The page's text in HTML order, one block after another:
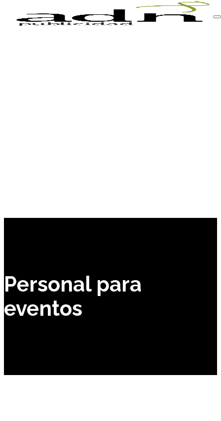
Personal para
eventos